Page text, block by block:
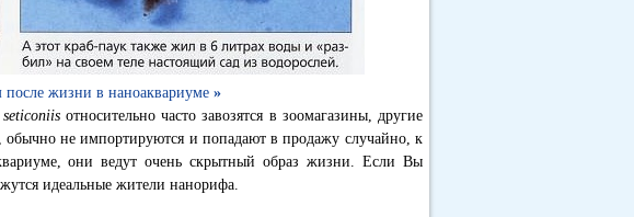
после жизни в наноаквариуме »
относительно часто завозятся в зоомагазины, другие
не импортируются и попадают в продажу случайно, к
они ведут очень скрытный образ жизни. Если Вы
идеальные жители нанорифа.